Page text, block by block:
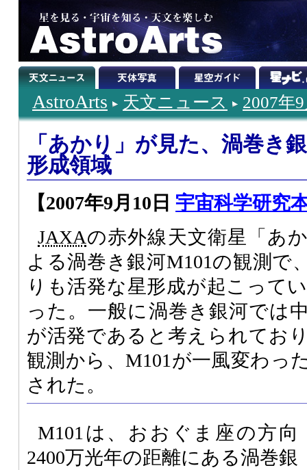
AstroArts 天文ニュース 2007年
「あかり」が見た、渦巻き
形成領域
【2007年9月10日 宇宙科学研究
JAXAの赤外線天文衛星「あ
よる渦巻き銀河M101の観測で
りも活発な星形成が起こって
った。一般に渦巻き銀河では
が活発であると考えられてお
観測から、M101が一風変わっ
された。
M101は、おおぐま座の方向
2400万光年の距離にある渦巻銀